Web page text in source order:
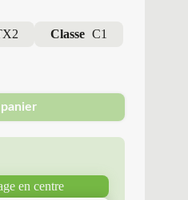
Classe C1
en centre